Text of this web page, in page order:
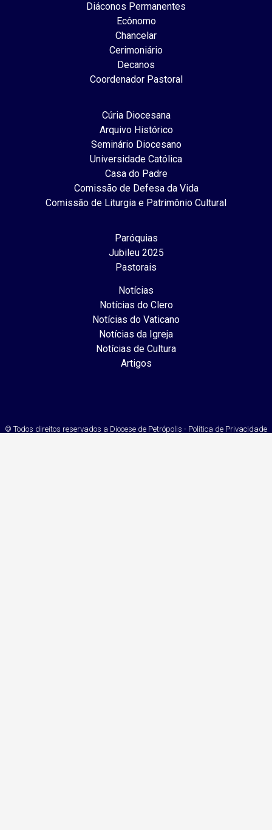
Diáconos Permanentes
Ecônomo
Chancelar
Cerimoniário
Decanos
Coordenador Pastoral
Cúria Diocesana
Arquivo Histórico
Seminário Diocesano
Universidade Católica
Casa do Padre
Comissão de Defesa da Vida
Comissão de Liturgia e Patrimônio Cultural
Paróquias
Jubileu 2025
Pastorais
Notícias
Notícias do Clero
Notícias do Vaticano
Notícias da Igreja
Notícias de Cultura
Artigos
© Todos direitos reservados a Diocese de Petrópolis - Política de Privacidade